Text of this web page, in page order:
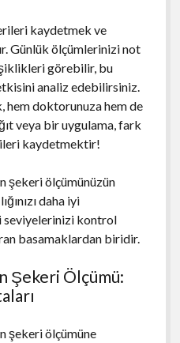
kaydetmek ve
Günlük ölçümlerinizi not
görebilir, bu
analiz edebilirsiniz.
hem doktorunuza hem de
veya bir uygulama, fark
kaydetmektir!
şekeri ölçümünüzün
daha iyi
seviyelerinizi kontrol
basamaklardan biridir.
Şekeri Ölçümü:
şekeri ölçümüne